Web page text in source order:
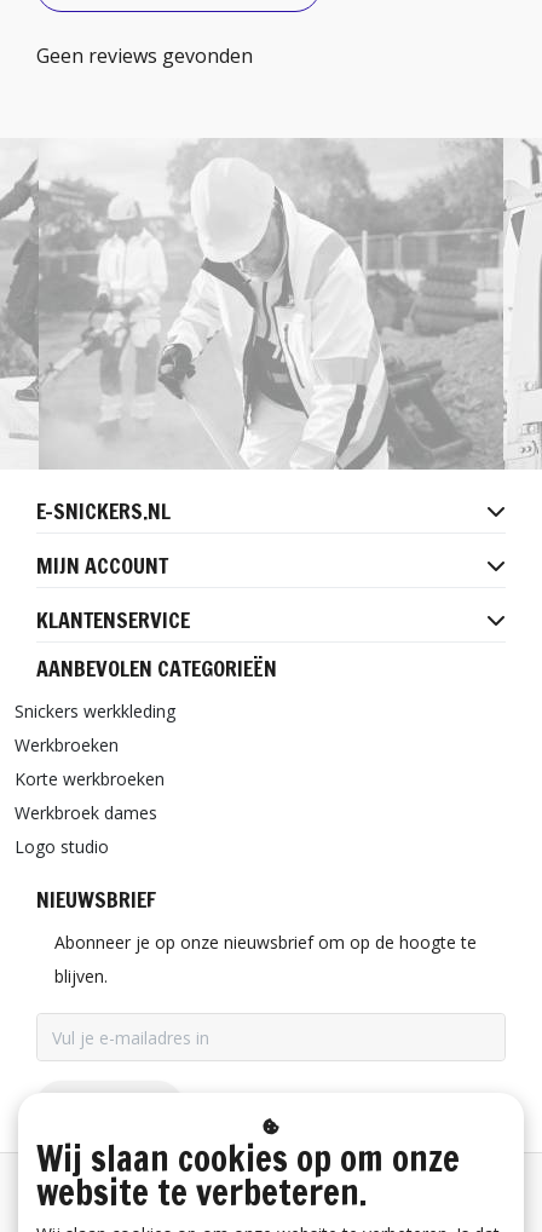
Geen reviews gevonden
E-SNICKERS.NL
MIJN ACCOUNT
KLANTENSERVICE
AANBEVOLEN CATEGORIEËN
Snickers werkkleding
Werkbroeken
Korte werkbroeken
Werkbroek dames
Logo studio
NIEUWSBRIEF
Abonneer je op onze nieuwsbrief om op de hoogte te
blijven.
Betaalinformatie
Wij slaan cookies op om onze
website te verbeteren.